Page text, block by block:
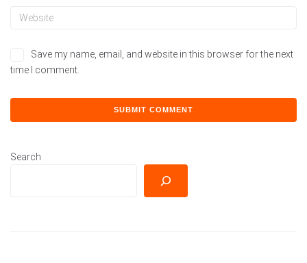
Save my name, email, and website in this browser for the next
time I comment.
Search